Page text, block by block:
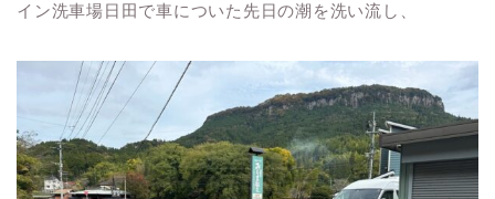
イン洗車場日田で車についた先日の潮を洗い流し、